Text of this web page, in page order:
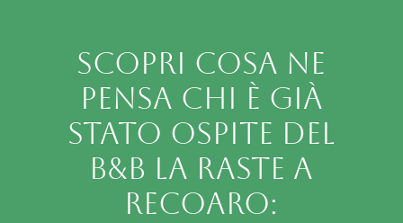
Scopri cosa ne
pensa chi è già
stato ospite del
B&B La Raste a
Recoaro: